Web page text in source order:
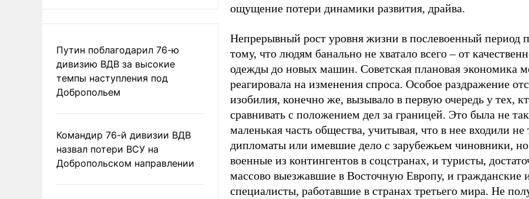
Путин поблагодарил 76-ю
дивизию ВДВ за высокие
темпы наступления под
Добропольем
Командир 76-й дивизии ВДВ
назвал потери ВСУ на
Добропольском направлении
ощущение потери динамики развития, драйва.
Непрерывный рост уровня жизни в послевоенный период
тому, что людям банально не хватало всего – от
одежды до новых машин. Советская плановая экономика
реагировала на изменения спроса. Особое раздражение
изобилия, конечно же, вызывало в первую очередь у тех,
сравнивать с положением дел за границей. Это была не
маленькая часть общества, учитывая, что в нее входили не
дипломаты или имевшие дело с зарубежьем чиновники,
военные из контингентов в соцстранах, и туристы,
массово выезжавшие в Восточную Европу, и гражданские
специалисты, работавшие в странах третьего мира. Не